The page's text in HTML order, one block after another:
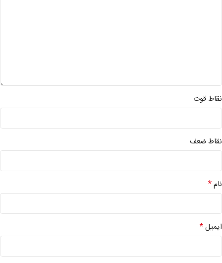
نقاط قوت
نقاط ضعف
نام*
ایمیل*